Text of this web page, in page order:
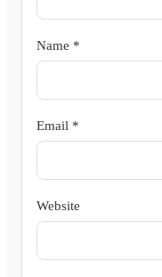
Name *
Email *
Website